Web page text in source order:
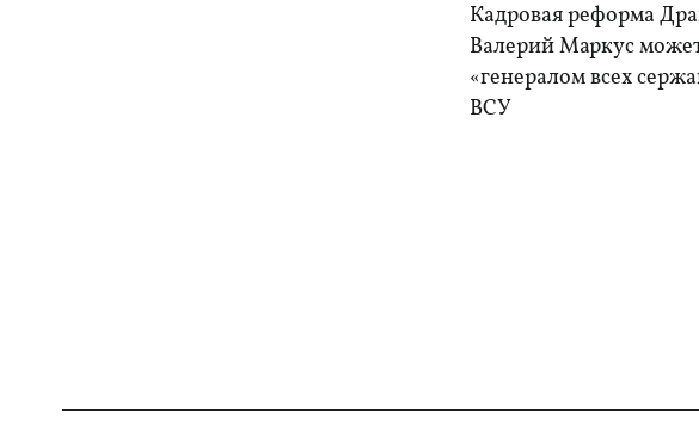
Кадровая реформа
Валерий Маркус
«генералом всех
ВСУ